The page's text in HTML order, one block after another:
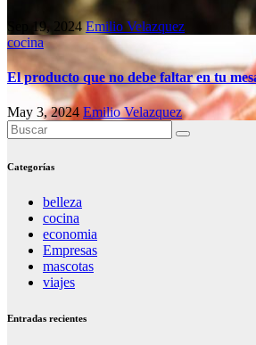
Sep 19, 2024Emilio Velazquez
cocina
El producto que no debe faltar en tu
May 3, 2024 Emilio Velazquez
Categorías
belleza
cocina
economia
Empresas
mascotas
viajes
Entradas recientes